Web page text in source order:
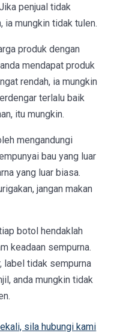
penjual tidak
ia mungkin tidak tulen.
produk dengan
mendapat produk
rendah, ia mungkin
terlalu baik
itu mungkin.
mengandungi
bau yang luar
yang luar biasa.
jangan makan
botol hendaklah
keadaan sempurna.
label tidak sempurna
anda mungkin tidak
sila hubungi kami